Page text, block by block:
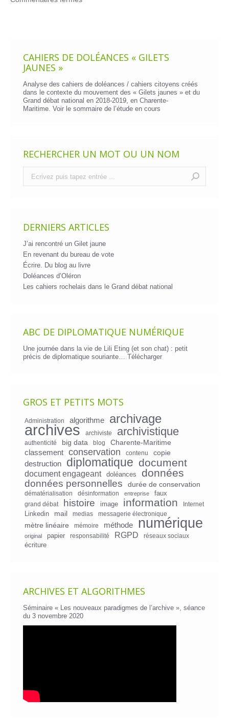
CAHIERS DE DOLÉANCES « GILETS
JAUNES »
Analyse des cahiers de doléances / cahiers citoyens créés
dans le contexte du mouvement des « Gilets jaunes » et du
Grand débat national en 2018-2019, en Charente-
Maritime. Voir le sommaire de l’étude en cours
RECHERCHER UN MOT OU UN NOM
DERNIERS ARTICLES
J’ai rencontré un Gilet jaune
En revenant du bureau de vote
Écrire. Du blog au livre
Doléances d’Oléron
Les cahiers rochelais dans le Grand débat national
ABC DE DIPLOMATIQUE NUMÉRIQUE
Une journée dans la vie de Lili Eting (et son chat) : petit
précis de diplomatique souriante… Télécharger
GROS ET PETITS MOTS
Administration algorithme archivage
archives archiviste archivistique
authenticité big data blog
Charente-Maritime
classement
conservation contenu
copie
destruction
diplomatique document
document engageant doléances données
données personnelles durée de conservation
dématérialisation désinformation entreprise faux
grand débat histoire image information Internet
Linkedin mail medias messagerie électronique
mètre linéaire mémoire méthode numérique
original papier responsabilité RGPD réseaux sociaux
écriture
ARCHIVES ET ALGORITHMES
Séminaire « Les nouveaux paradigmes de l’archive », séance
du 3 novembre 2020